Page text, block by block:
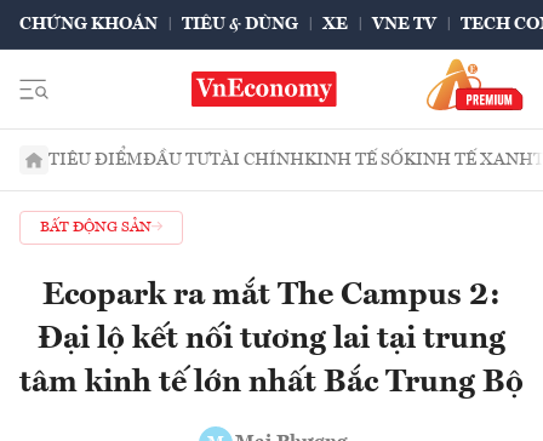
CHỨNG KHOÁN TIÊU & DÙNG XE VNE TV TECH
TIÊU ĐIỂMĐẦU TƯTÀI CHÍNHKINH TẾ SỐKINH TẾ XANH
BẤT ĐỘNG SẢN
Ecopark ra mắt The Campus 2:
Đại lộ kết nối tương lai tại trung
tâm kinh tế lớn nhất Bắc Trung Bộ